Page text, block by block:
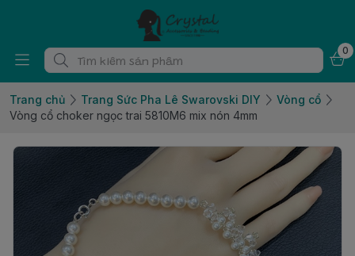
0
Trang chủ Trang Sức Pha Lê Swarovski DIY
Vòng cổ
Vòng cổ choker ngọc trai 5810M6 mix nón 4mm